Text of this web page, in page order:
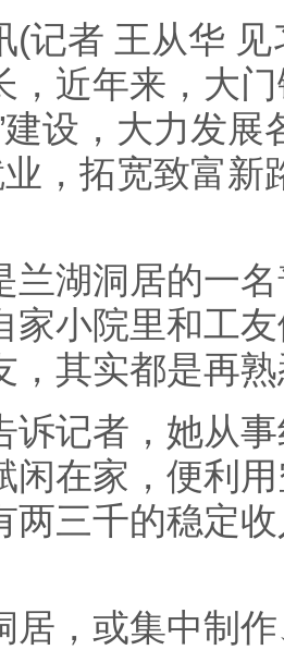
者 王从华 见
，近年来，大
建设，大力发
业，拓宽致富
湖洞居的一名
家小院里和工
，其实都是再
记者，她从事
闲在家，便利
两三千的稳定
，或集中制作